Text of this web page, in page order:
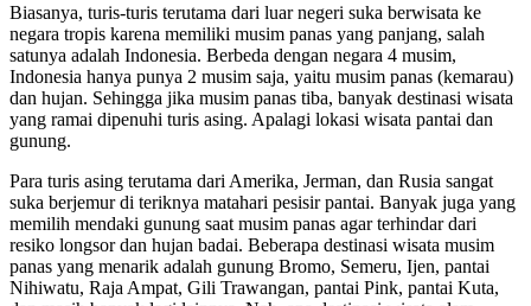
Biasanya, turis-turis terutama dari luar negeri suka berwisata ke
negara tropis karena memiliki musim panas yang panjang, salah
satunya adalah Indonesia. Berbeda dengan negara 4 musim,
Indonesia hanya punya 2 musim saja, yaitu musim panas (kemarau)
dan hujan. Sehingga jika musim panas tiba, banyak destinasi wisata
yang ramai dipenuhi turis asing. Apalagi lokasi wisata pantai dan
gunung.
Para turis asing terutama dari Amerika, Jerman, dan Rusia sangat
suka berjemur di teriknya matahari pesisir pantai. Banyak juga yang
memilih mendaki gunung saat musim panas agar terhindar dari
resiko longsor dan hujan badai. Beberapa destinasi wisata musim
panas yang menarik adalah gunung Bromo, Semeru, Ijen, pantai
Nihiwatu, Raja Ampat, Gili Trawangan, pantai Pink, pantai Kuta,